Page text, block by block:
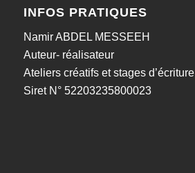
INFOS PRATIQUES
Namir ABDEL MESSEEH
Auteur- réalisateur
Ateliers créatifs et stages d’écriture
Siret N° 52203235800023